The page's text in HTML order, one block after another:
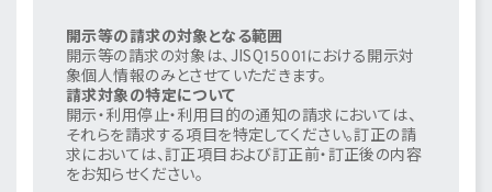
開示等の請求の対象となる範囲
開示等の請求の対象は、JISQ15001における開示対
象個人情報のみとさせていただきます。
請求対象の特定について
開示・利用停止・利用目的の通知の請求においては、
それらを請求する項目を特定してください。訂正の請
求においては、訂正項目および訂正前・訂正後の内容
をお知らせください。